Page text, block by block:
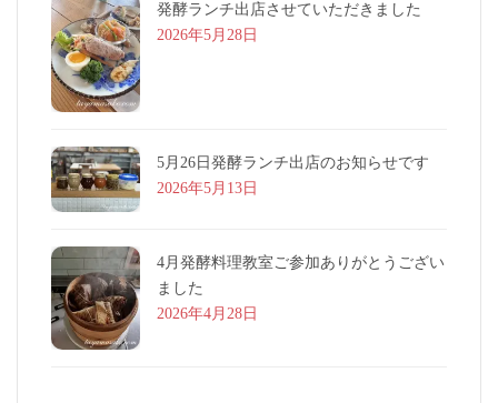
発酵ランチ出店させていただきました
2026年5月28日
5月26日発酵ランチ出店のお知らせです
2026年5月13日
4月発酵料理教室ご参加ありがとうござい
ました
2026年4月28日